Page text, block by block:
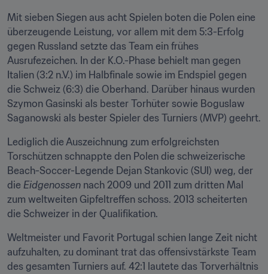
Mit sieben Siegen aus acht Spielen boten die Polen eine
überzeugende Leistung, vor allem mit dem 5:3-Erfolg
gegen Russland setzte das Team ein frühes
Ausrufezeichen. In der K.O.-Phase behielt man gegen
Italien (3:2 n.V.) im Halbfinale sowie im Endspiel gegen
die Schweiz (6:3) die Oberhand. Darüber hinaus wurden
Szymon Gasinski als bester Torhüter sowie Boguslaw
Saganowski als bester Spieler des Turniers (MVP) geehrt.
Lediglich die Auszeichnung zum erfolgreichsten
Torschützen schnappte den Polen die schweizerische
Beach-Soccer-Legende Dejan Stankovic (SUI) weg, der
die Eidgenossen nach 2009 und 2011 zum dritten Mal
zum weltweiten Gipfeltreffen schoss. 2013 scheiterten
die Schweizer in der Qualifikation.
Weltmeister und Favorit Portugal schien lange Zeit nicht
aufzuhalten, zu dominant trat das offensivstärkste Team
des gesamten Turniers auf. 42:1 lautete das Torverhältnis